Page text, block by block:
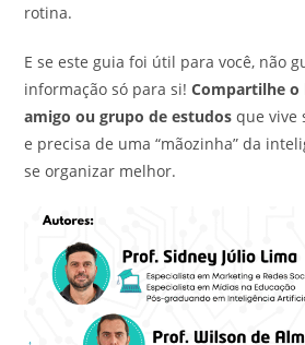
rotina.
E se este guia foi útil para você, não
informação só para si!Compartilhe o
amigo ou grupo de estudos que vive
e precisa de uma “mãozinha” da
se organizar melhor.